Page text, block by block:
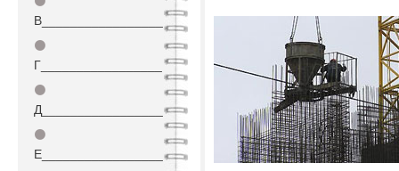
В_________________
⚫
Г_________________
⚫
Д_________________
⚫
Е_________________